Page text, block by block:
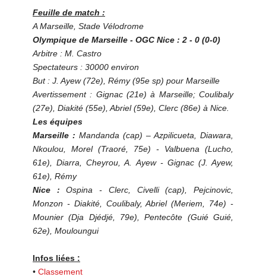
Feuille de match :
A Marseille, Stade Vélodrome
Olympique de Marseille - OGC Nice : 2 - 0 (0-0)
Arbitre : M. Castro
Spectateurs : 30000 environ
But : J. Ayew (72e), Rémy (95e sp) pour Marseille
Avertissement : Gignac (21e) à Marseille; Coulibaly
(27e), Diakité (55e), Abriel (59e), Clerc (86e) à Nice.
Les équipes
Marseille : Mandanda (cap) – Azpilicueta, Diawara,
Nkoulou, Morel (Traoré, 75e) - Valbuena (Lucho,
61e), Diarra, Cheyrou, A. Ayew - Gignac (J. Ayew,
61e), Rémy
Nice : Ospina - Clerc, Civelli (cap), Pejcinovic,
Monzon - Diakité, Coulibaly, Abriel (Meriem, 74e) -
Mounier (Dja Djédjé, 79e), Pentecôte (Guié Guié,
62e), Mouloungui
Infos liées :
• Classement